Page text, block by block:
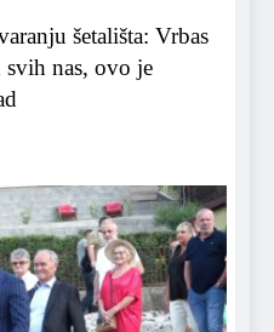
šetališta: Vrbas
nas, ovo je